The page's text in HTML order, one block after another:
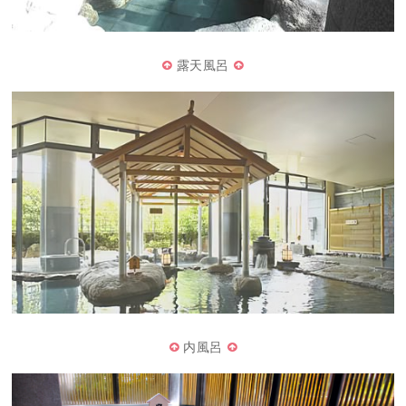
露天風呂
内風呂